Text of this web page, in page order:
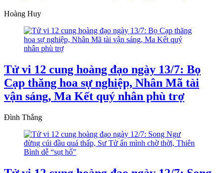
Hoàng Huy
Tử vi 12 cung hoàng đạo ngày 13/7: Bọ
Cạp thăng hoa sự nghiệp, Nhân Mã tài
vận sáng, Ma Kết quý nhân phù trợ
Đình Thắng